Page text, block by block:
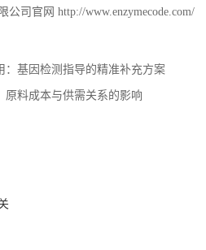
公司官网 http://www.enzymecode.com/
：基因检测指导的精准补充方案
原料成本与供需关系的影响